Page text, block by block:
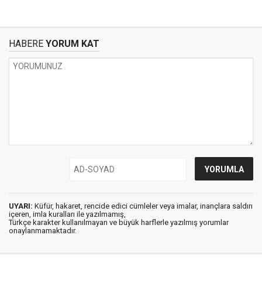
HABERE YORUM KAT
UYARI: Küfür, hakaret, rencide edici cümleler veya imalar, inançlara saldırı
içeren, imla kuralları ile yazılmamış,
Türkçe karakter kullanılmayan ve büyük harflerle yazılmış yorumlar
onaylanmamaktadır.